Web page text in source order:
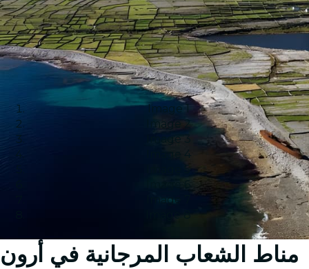
Image 1
Image 2
Image 3
Image 4
Image 5
Image 7
مناط الشعاب المرجانية في أرون